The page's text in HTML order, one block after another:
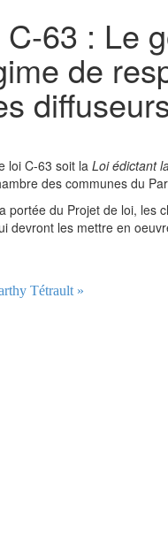
63 : Le
de
loi C-63 soit laLoi édictant
des communes du
portée du Projet de loi,
devront les mettre en
Tétrault »